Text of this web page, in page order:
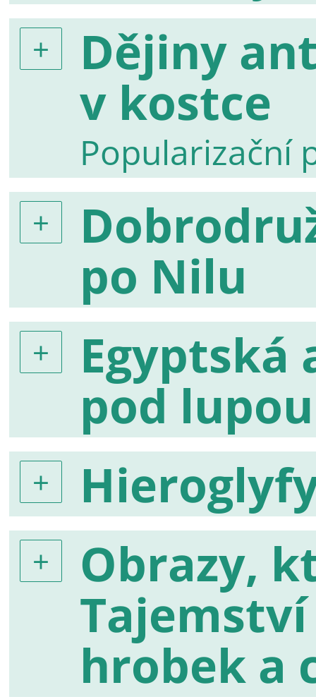
Dějiny
v kostce
Popularizační
po Nilu
Egyptská
pod lupou
Obrazy,
hrobek a